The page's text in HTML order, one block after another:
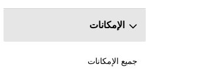
الإمكانات
جميع الإمكانات